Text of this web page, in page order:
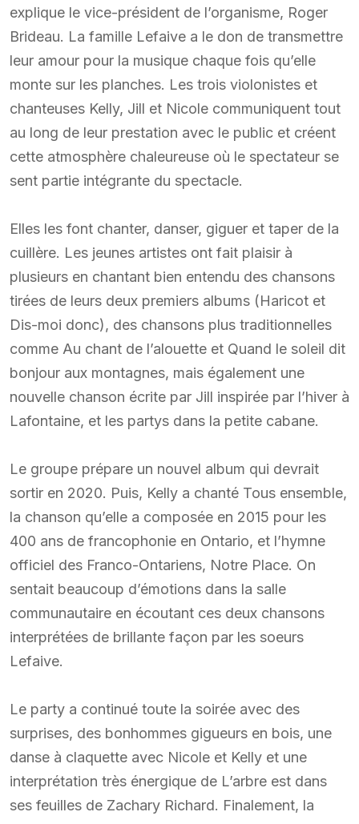
explique le vice-président de l’organisme, Roger
Brideau. La famille Lefaive a le don de transmettre
leur amour pour la musique chaque fois qu’elle
monte sur les planches. Les trois violonistes et
chanteuses Kelly, Jill et Nicole communiquent tout
au long de leur prestation avec le public et créent
cette atmosphère chaleureuse où le spectateur se
sent partie intégrante du spectacle.
Elles les font chanter, danser, giguer et taper de la
cuillère. Les jeunes artistes ont fait plaisir à
plusieurs en chantant bien entendu des chansons
tirées de leurs deux premiers albums (Haricot et
Dis-moi donc), des chansons plus traditionnelles
comme Au chant de l’alouette et Quand le soleil dit
bonjour aux montagnes, mais également une
nouvelle chanson écrite par Jill inspirée par l’hiver à
Lafontaine, et les partys dans la petite cabane.
Le groupe prépare un nouvel album qui devrait
sortir en 2020. Puis, Kelly a chanté Tous ensemble,
la chanson qu’elle a composée en 2015 pour les
400 ans de francophonie en Ontario, et l’hymne
officiel des Franco-Ontariens, Notre Place. On
sentait beaucoup d’émotions dans la salle
communautaire en écoutant ces deux chansons
interprétées de brillante façon par les soeurs
Lefaive.
Le party a continué toute la soirée avec des
surprises, des bonhommes gigueurs en bois, une
danse à claquette avec Nicole et Kelly et une
interprétation très énergique de L’arbre est dans
ses feuilles de Zachary Richard. Finalement, la